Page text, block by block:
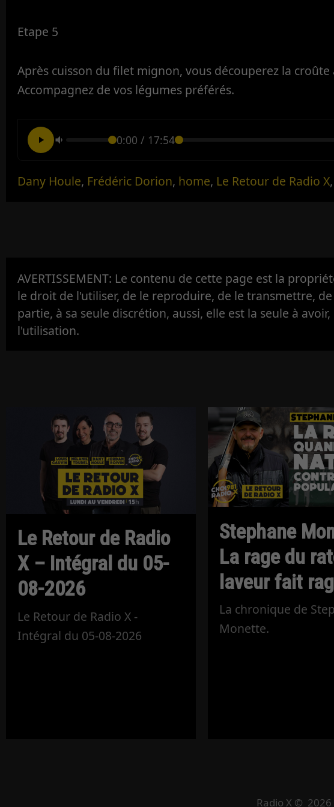
Etape 5
Après cuisson du filet mignon, vous découperez la
Accompagnez de vos légumes préférés.
0:00 / 17:54
Dany Houle, Frédéric Dorion, home, Le Retour de Radio X,
AVERTISSEMENT: Le contenu de cette page est la
le droit de l'utiliser, de le reproduire, de le transmettre,
partie, à sa seule discrétion, aussi, elle est la seule à
l'utilisation.
Le Retour de Radio
X – Intégral du 05-
08-2026
Le Retour de Radio X -
Intégral du 05-08-2026
Stephane
La rage du
laveur fait
La chronique de
Monette.
Radio X © 2026